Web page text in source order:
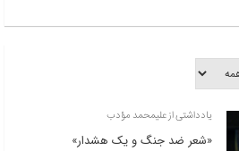
یادداشتی از علی‎محمد مؤدب
«شعر ضد جنگ و یک هشدار»